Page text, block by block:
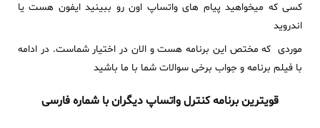
کسی که میخواهید پیام های واتساپ اون رو ببینید ایفون هست یا
اندروید
موردی که مختص این برنامه هست و الان در اختیار شماست. در ادامه
با فیلم برنامه و جواب برخی سوالات شما با ما باشید
قویترین برنامه کنترل واتساپ دیگران با شماره فارسی